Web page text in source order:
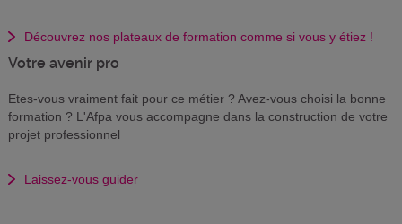
Découvrez nos plateaux de formation comme si vous y étiez !
Votre avenir pro
Etes-vous vraiment fait pour ce métier ? Avez-vous choisi la bonne
formation ? L'Afpa vous accompagne dans la construction de votre
projet professionnel
Laissez-vous guider